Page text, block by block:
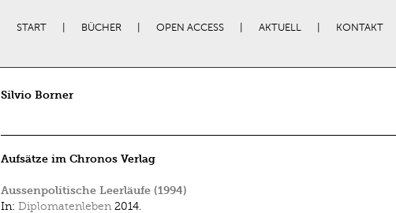
START BÜCHER OPEN ACCESS AKTUELL KONTAKT
Silvio Borner
Aufsätze im Chronos Verlag
Aussenpolitische Leerläufe (1994)
In: Diplomatenleben 2014.